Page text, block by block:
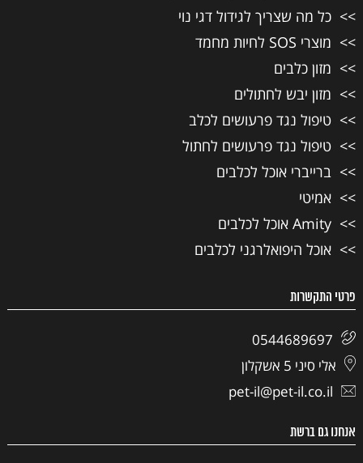
כל מה שצריך לגידול דגי נוי
מוצרי SOS לחיות מחמד
מזון כלבים
מזון יבש לחתולים
טיפול נגד פרעושים לכלב
טיפול נגד פרעושים לחתול
ברייברי אוכל לכלבים
אמיטי
Amity אוכל לכלבים
אוכל היפואלרגני לכלבים
פרטי התקשרות
0544689697
אלי סיני 5 אשקלון
pet-il@pet-il.co.il
אנחנו גם ברשת